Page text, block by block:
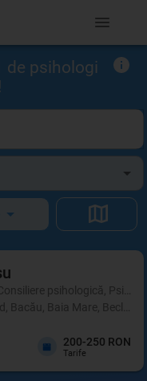
de psihologi
psihologică,
Bacău, Baia Mare,
200-250 RON
Tarife